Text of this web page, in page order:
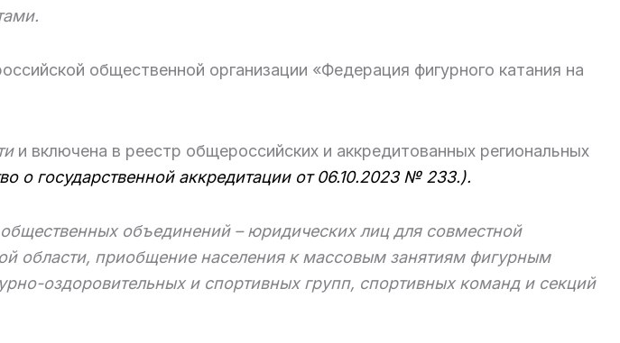
общественной организации «Федерация фигурного катания на
и включена в реестр общероссийских и аккредитованных региональных
о государственной аккредитации от 06.10.2023№ 233.).
объединений – юридических лиц для совместной
области, приобщение населения к массовым занятиям фигурным
оздоровительных и спортивных групп, спортивных команд и секций